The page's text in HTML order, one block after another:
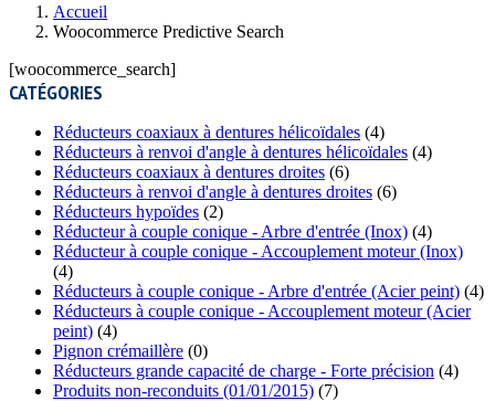
Accueil
Woocommerce Predictive Search
[woocommerce_search]
CATÉGORIES
Réducteurs coaxiaux à dentures hélicoïdales (4)
Réducteurs à renvoi d'angle à dentures hélicoïdales (4)
Réducteurs coaxiaux à dentures droites (6)
Réducteurs à renvoi d'angle à dentures droites (6)
Réducteurs hypoïdes (2)
Réducteur à couple conique - Arbre d'entrée (Inox) (4)
Réducteur à couple conique - Accouplement moteur (Inox)
(4)
Réducteurs à couple conique - Arbre d'entrée (Acier peint) (4)
Réducteurs à couple conique - Accouplement moteur (Acier
peint) (4)
Pignon crémaillère (0)
Réducteurs grande capacité de charge - Forte précision (4)
Produits non-reconduits (01/01/2015) (7)